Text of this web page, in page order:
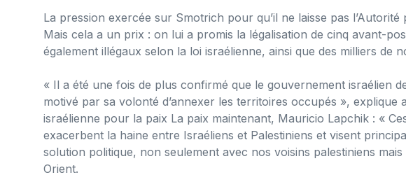
La pression exercée sur Smotrich pour qu’il ne laisse pas
Mais cela a un prix : on lui a promis la légalisation de cinq avant-
également illégaux selon la loi israélienne, ainsi que des milliers de
« Il a été une fois de plus confirmé que le gouvernement israélien
motivé par sa volonté d’annexer les territoires occupés », explique
israélienne pour la paix La paix maintenant, Mauricio Lapchik : «
exacerbent la haine entre Israéliens et Palestiniens et visent
solution politique, non seulement avec nos voisins palestiniens
Orient.